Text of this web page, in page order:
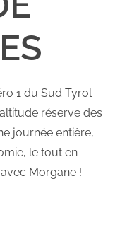
1 du Sud Tyrol
réserve des
journée entière,
le tout en
Morgane !